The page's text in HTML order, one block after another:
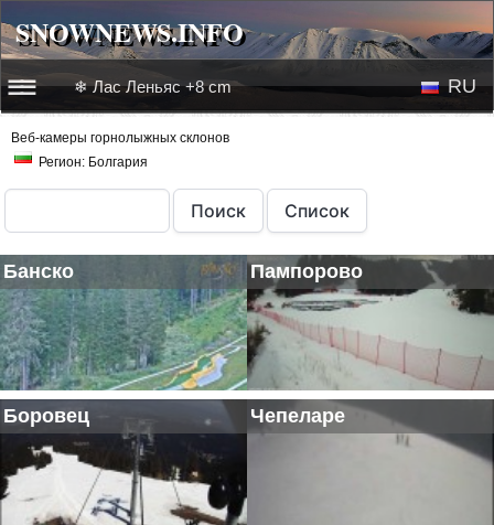
SNOWNEWS.INFO
☰☰
Новости
Веб-камеры
Лыжное видео
❄ Лас Леньяс +8 cm RU
Веб-камеры горнолыжных склонов
Регион: Болгария
Банско Пампорово
Боровец Чепеларе